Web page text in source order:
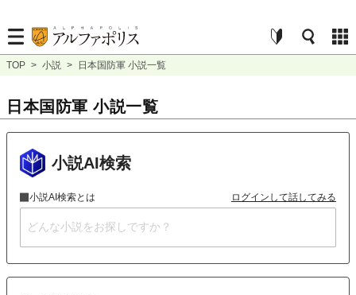
TOP > 小説 > 日本国防軍 小説一覧
日本国防軍 小説一覧
小説AI検索
小説AI検索とは ログインして話してみる